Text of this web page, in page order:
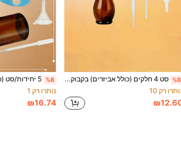
%8
סט 4 חלקים (כולל אביזרים) בקבוק ספריי מזכוכית ענברית 1.06oz, בקבוק ספריי בצורת דלעת עם רסס עדין, כולל משפך ותווית (ענברי, 1oz/30ml) מתאים לאחסון בושם, תערובות, שמנים אתריים או נוזלים אחרים, בקבוק ספריי קוסמטי ניתן למילוי
רק 10
%8
נותרו רק 1
₪16.74